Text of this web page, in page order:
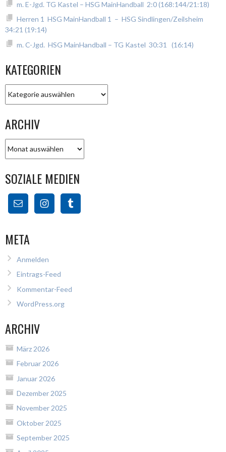
m. E-Jgd. TG Kastel – HSG MainHandball 2:0 (168:144/21:18)
Herren 1 HSG MainHandball 1 – HSG Sindlingen/Zeilsheim
34:21 (19:14)
m. C-Jgd. HSG MainHandball – TG Kastel 30:31 (16:14)
KATEGORIEN
ARCHIV
SOZIALE MEDIEN
META
Anmelden
Eintrags-Feed
Kommentar-Feed
WordPress.org
ARCHIV
März 2026
Februar 2026
Januar 2026
Dezember 2025
November 2025
Oktober 2025
September 2025